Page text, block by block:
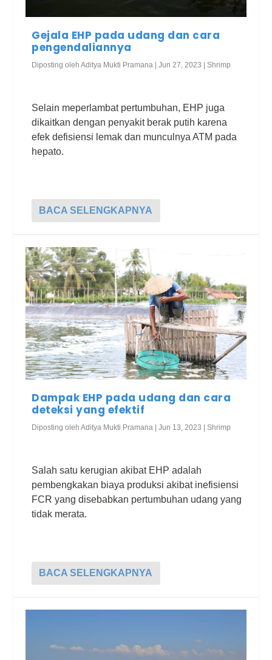
Gejala EHP pada udang dan cara
pengendaliannya
Diposting olehAditya Mukti Pramana |Jun 27, 2023 |Shrimp
Selain meperlambat pertumbuhan, EHP juga
dikaitkan dengan penyakit berak putih karena
efek defisiensi lemak dan munculnya ATM pada
hepato.
BACA SELENGKAPNYA
Dampak EHP pada udang dan cara
deteksi yang efektif
Diposting olehAditya Mukti Pramana |Jun 13, 2023 |Shrimp
Salah satu kerugian akibat EHP adalah
pembengkakan biaya produksi akibat inefisiensi
FCR yang disebabkan pertumbuhan udang yang
tidak merata.
BACA SELENGKAPNYA